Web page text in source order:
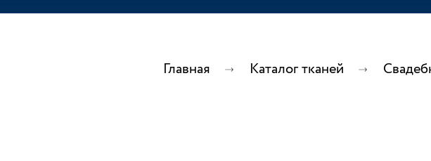
Главная Каталог тканей